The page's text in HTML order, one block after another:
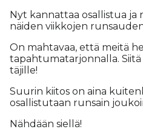
Nyt kan­nat­taa osal­lis­tua ja
näi­den viik­ko­jen
On mah­ta­vaa, et­tä mei­tä
ta­pah­tu­ma­tar­jon­nal­la.
tä­jil­le!
Suu­rin kii­tos on ai­na
osal­lis­tu­taan run­sain
Näh­dään siel­lä!